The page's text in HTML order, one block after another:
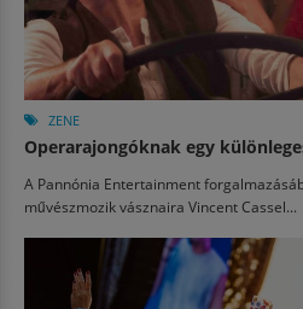
ZENE
Operarajongóknak egy
A Pannónia Entertainment
művészmozik vásznaira Vincent Cassel...